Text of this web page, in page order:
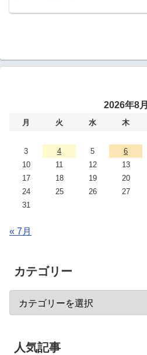
2026年8月
月 火 水 木
3
4 5 6
10
11 12 13
17
18 19 20
24
25 26 27
31
« 7月
カテゴリー
人気記事